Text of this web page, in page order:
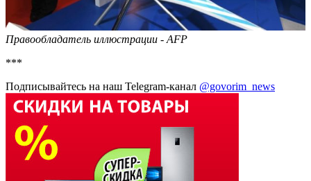
Правообладатель иллюстрации - AFP
***
Подписывайтесь на наш Telegram-канал @govorim_news